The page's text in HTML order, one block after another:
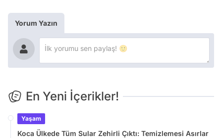
Yorum Yazın
En Yeni İçerikler!
Yaşam
Koca Ülkede Tüm Sular Zehirli Çıktı: Temizlemesi Asırlar